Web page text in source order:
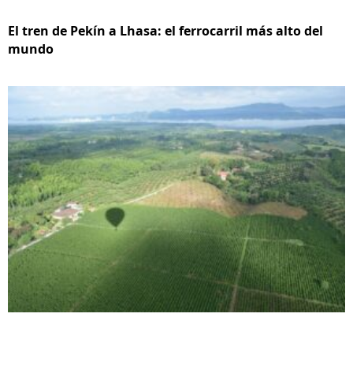
El tren de Pekín a Lhasa: el ferrocarril más alto del
mundo